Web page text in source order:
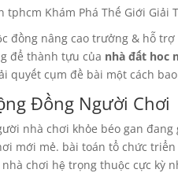
đồng nâng cao trưởng & hỗ
để thành tựu của nhà đất hoc
quyết cụm đề bài một cách
Đồng Người Chơi
nhà chơi khỏe béo gan
mới mẻ. bài toán tổ chức
chơi hệ trọng thuộc cực kỳ